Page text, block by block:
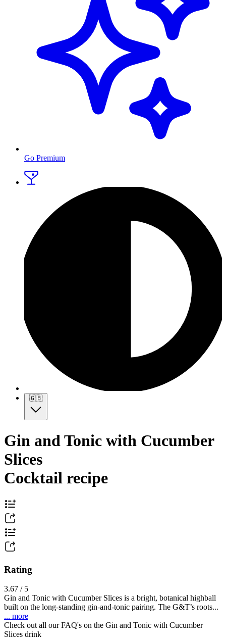
Go Premium
🇬🇧
Gin and Tonic with Cucumber
Slices
Cocktail recipe
Rating
3.67 / 5
Gin and Tonic with Cucumber Slices is a bright, botanical highball
built on the long-standing gin-and-tonic pairing. The G&T’s roots...
... more
Check out all our FAQ's on the Gin and Tonic with Cucumber
Slices drink